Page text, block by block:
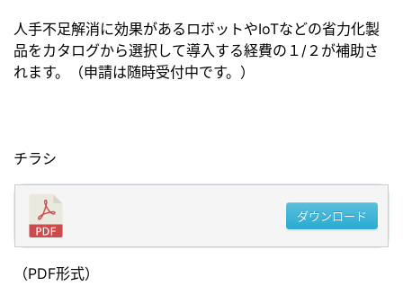
人手不足解消に効果があるロボットやIoTなどの省力化製
品をカタログから選択して導入する経費の１/２が補助さ
れます。（申請は随時受付中です。）
チラシ
ダウンロード
（PDF形式）